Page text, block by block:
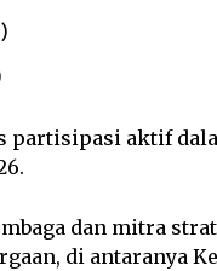
partisipasi aktif
dan mitra
di antaranya